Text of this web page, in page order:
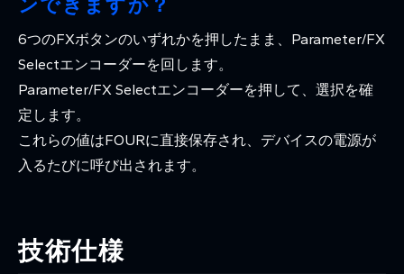
ンできますか？
6つのFXボタンのいずれかを押したまま、Parameter/FX
Selectエンコーダーを回します。
Parameter/FX Selectエンコーダーを押して、選択を確
定します。
これらの値はFOURに直接保存され、デバイスの電源が
入るたびに呼び出されます。
技術仕様